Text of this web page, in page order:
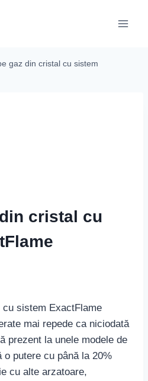
gaz din cristal cu sistem
cristal cu
sistem ExactFlame
mai repede ca niciodată
prezent la unele modele de
o putere cu până la 20%
cu alte arzatoare,